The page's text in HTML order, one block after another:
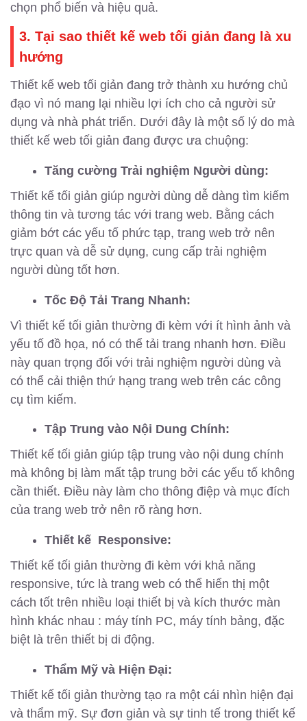
chọn phổ biến và hiệu quả.
3. Tại sao thiết kế web tối giản đang là xu
hướng
Thiết kế web tối giản đang trở thành xu hướng chủ
đạo vì nó mang lại nhiều lợi ích cho cả người sử
dụng và nhà phát triển. Dưới đây là một số lý do mà
thiết kế web tối giản đang được ưa chuộng:
Tăng cường Trải nghiệm Người dùng:
Thiết kế tối giản giúp người dùng dễ dàng tìm kiếm
thông tin và tương tác với trang web. Bằng cách
giảm bớt các yếu tố phức tạp, trang web trở nên
trực quan và dễ sử dụng, cung cấp trải nghiệm
người dùng tốt hơn.
Tốc Độ Tải Trang Nhanh:
Vì thiết kế tối giản thường đi kèm với ít hình ảnh và
yếu tố đồ họa, nó có thể tải trang nhanh hơn. Điều
này quan trọng đối với trải nghiệm người dùng và
có thể cải thiện thứ hạng trang web trên các công
cụ tìm kiếm.
Tập Trung vào Nội Dung Chính:
Thiết kế tối giản giúp tập trung vào nội dung chính
mà không bị làm mất tập trung bởi các yếu tố không
cần thiết. Điều này làm cho thông điệp và mục đích
của trang web trở nên rõ ràng hơn.
Thiết kế Responsive:
Thiết kế tối giản thường đi kèm với khả năng
responsive, tức là trang web có thể hiển thị một
cách tốt trên nhiều loại thiết bị và kích thước màn
hình khác nhau : máy tính PC, máy tính bảng, đặc
biệt là trên thiết bị di động.
Thẩm Mỹ và Hiện Đại:
Thiết kế tối giản thường tạo ra một cái nhìn hiện đại
và thẩm mỹ. Sự đơn giản và sự tinh tế trong thiết kế